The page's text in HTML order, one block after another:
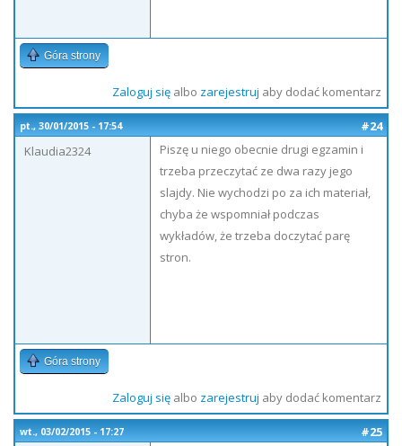
Góra strony
Zaloguj sięalbo zarejestruj aby dodać komentarz
pt., 30/01/2015 - 17:54
#24
Klaudia2324
Piszę u niego obecnie drugi egzamin i
trzeba przeczytać ze dwa razy jego
slajdy. Nie wychodzi po za ich materiał,
chyba że wspomniał podczas
wykładów, że trzeba doczytać parę
stron.
Góra strony
Zaloguj sięalbo zarejestruj aby dodać komentarz
wt., 03/02/2015 - 17:27
#25